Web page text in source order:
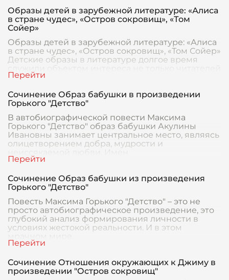
Образы детей в зарубежной литературе: «Алиса
в стране чудес», «Остров сокровищ», «Том
Сойер»
Образы детей в зарубежной литературе: «Алиса
в стране чудес», «Остров сокровищ», «Том Сойер»
Детские образы в литературе долгое время
служили объектом интереса не только читателей
Сочинение Образ бабушки в произведении
Горького "Детство"
В автобиографической повести Максима
Горького "Детство" образ бабушки Акулины
Ивановны занимает центральное место, являясь
олицетворением добра, мудрости и
неиссякаемой любви. Имен
Сочинение Образ бабушки из произведения
Горького "Детство"
Повесть Максима Горького "Детство" – это не
просто автобиографическое произведение, это
глубокий анализ формирования личности в
условиях жестокой реальности. И в этом
Сочинение Отношения окружающих к Джиму в
произведении "Остров сокровищ"